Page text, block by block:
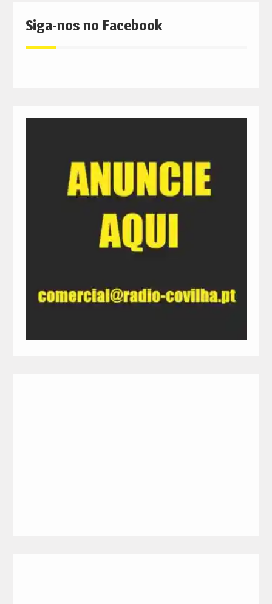
Siga-nos no Facebook